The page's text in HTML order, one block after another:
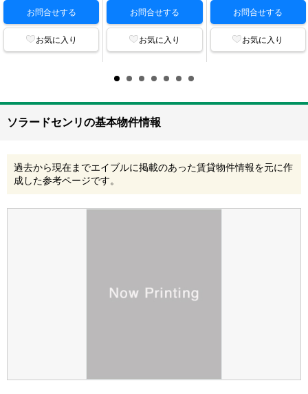
お問合せする
お気に入り
お問合せする
お気に入り
お問合せする
お気に入り
ソラードセンリの基本物件情報
過去から現在までエイブルに掲載のあった賃貸物件情報を元に作
成した参考ページです。